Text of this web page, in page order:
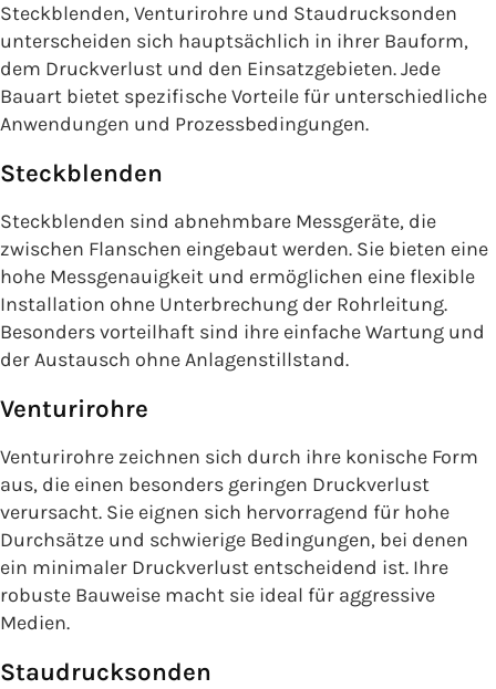
Steckblenden, Venturirohre und Staudrucksonden
unterscheiden sich hauptsächlich in ihrer Bauform,
dem Druckverlust und den Einsatzgebieten. Jede
Bauart bietet spezifische Vorteile für unterschiedliche
Anwendungen und Prozessbedingungen.
Steckblenden
Steckblenden sind abnehmbare Messgeräte, die
zwischen Flanschen eingebaut werden. Sie bieten eine
hohe Messgenauigkeit und ermöglichen eine flexible
Installation ohne Unterbrechung der Rohrleitung.
Besonders vorteilhaft sind ihre einfache Wartung und
der Austausch ohne Anlagenstillstand.
Venturirohre
Venturirohre zeichnen sich durch ihre konische Form
aus, die einen besonders geringen Druckverlust
verursacht. Sie eignen sich hervorragend für hohe
Durchsätze und schwierige Bedingungen, bei denen
ein minimaler Druckverlust entscheidend ist. Ihre
robuste Bauweise macht sie ideal für aggressive
Medien.
Staudrucksonden